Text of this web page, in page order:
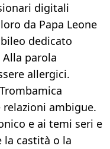
digitali
da Papa Leone
dedicato
parola
allergici.
relazioni ambigue.
e ai temi seri e
la castità o la